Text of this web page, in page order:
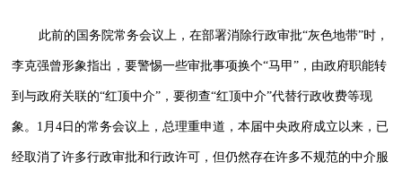
此前的国务院常务会议上，在部署消除行政审批“灰色地带”时，
李克强曾形象指出，要警惕一些审批事项换个“马甲”，由政府职能转
到与政府关联的“红顶中介”，要彻查“红顶中介”代替行政收费等现
象。1月4日的常务会议上，总理重申道，本届中央政府成立以来，已
经取消了许多行政审批和行政许可，但仍然存在许多不规范的中介服